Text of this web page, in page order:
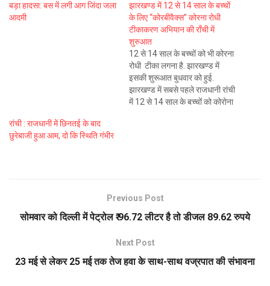
बड़ा हादसा: बस में लगी आग जिंदा जला
आदमी
झारखण्ड में 12 से 14 साल के बच्चों
के लिए “कोरबीवैक्स” कोरना रोधी
टीकाकरण अभियान की राँची में
शुरुआत
12 से 14 साल के बच्चों को भी कोरना
रोधी टीका लगना है. झारखण्ड में
इसकी शुरूआत बुधवार को हुई.
झारखण्ड में सबसे पहले राजधानी रांची
में 12 से 14 साल के बच्चों को कोरोना
रांची : राजधानी में छिनतई के बाद
छुरेबाजी हुआ आम, दो कि स्थिति गंभीर
Previous Post
सोमवार को दिल्ली में पेट्रोल ₹ 96.72 लीटर है तो डीजल 89.62 रुपये
Next Post
23 मई से लेकर 25 मई तक तेज हवा के साथ-साथ वज्रपात की संभावना